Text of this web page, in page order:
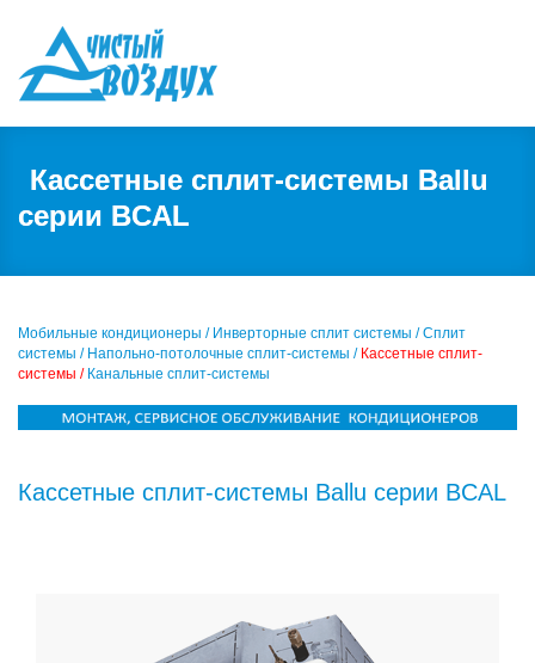
Кассетные сплит-системы Ballu
серии BCAL
Мобильные кондиционеры / Инверторные сплит системы / Сплит
системы / Напольно-потолочные сплит-системы / Кассетные сплит-
системы / Канальные сплит-системы
Кассетные сплит-системы Ballu серии BCAL